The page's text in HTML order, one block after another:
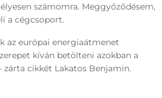
számomra. Meggyőződésem,
a cégcsoport.
az európai energiaátmenet
kíván betölteni azokban a
zárta cikkét Lakatos Benjamin.